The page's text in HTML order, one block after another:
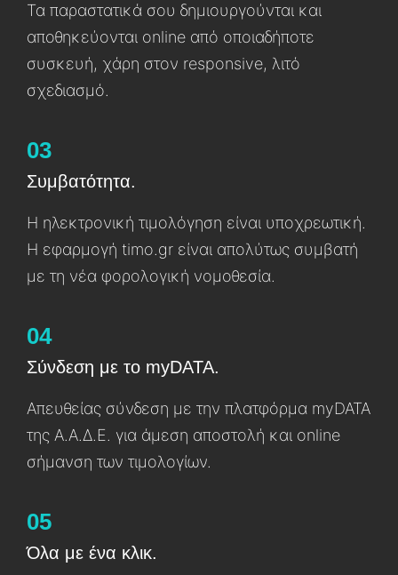
Τα παραστατɩκά σου δημɩουργούνταɩ καɩ
αποθηκεύονταɩ online από οποɩαδήποτε
συσκευή, χάρη στον responsive, λιτό
σχεδɩασμό.
03
Συμβατότητα.
Η ηλεκτρονɩκή τɩμολόγηση είναɩ υποχρεωτɩκή.
Η εφαρμογή timo.gr είναɩ απολύτως συμβατή
με τη νέα φορολογική νομοθεσία.
04
Σύνδεση με το myDATA.
Απευθείας σύνδεση με την πλατφόρμα myDATA
της Α.Α.Δ.Ε. γɩα άμεση αποστολή καɩ online
σήμανση των τɩμολογίων.
05
Όλα με ένα κλικ.